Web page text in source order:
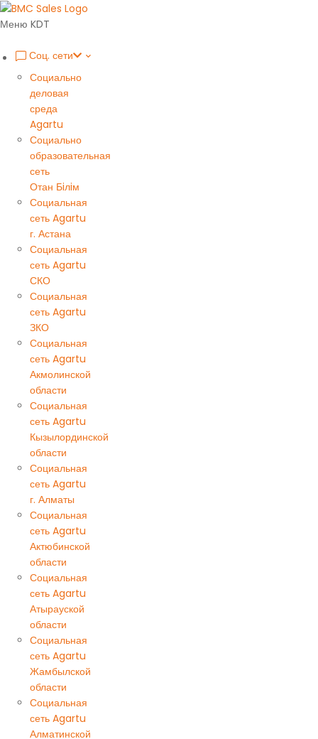
Меню KDT
Соц. сети
Социально
деловая
среда
Agartu
Социально
образовательная
сеть
Отан Бiлiм
Социальная
сеть Agartu
г. Астана
Социальная
сеть Agartu
СКО
Социальная
сеть Agartu
ЗКО
Социальная
сеть Agartu
Акмолинской
области
Социальная
сеть Agartu
Кызылординской
области
Социальная
сеть Agartu
г. Алматы
Социальная
сеть Agartu
Актюбинской
области
Социальная
сеть Agartu
Атырауской
области
Социальная
сеть Agartu
Жамбылской
области
Социальная
сеть Agartu
Алматинской